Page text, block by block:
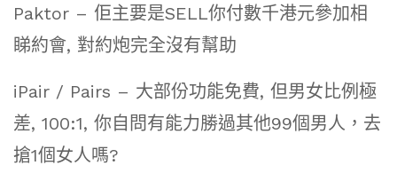
Paktor – 佢主要是SELL你付數千港元參加相
睇約會, 對約炮完全沒有幫助
iPair / Pairs – 大部份功能免費, 但男女比例極
差, 100:1, 你自問有能力勝過其他99個男人，去
搶1個女人嗎?